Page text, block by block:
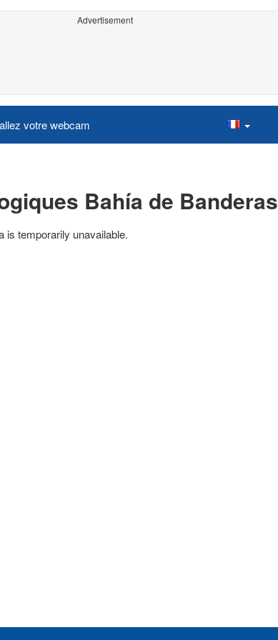
Advertisement
votre webcam
Bahía de Banderas
is temporarily unavailable.